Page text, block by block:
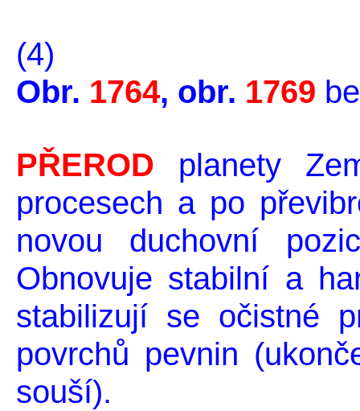
(4)
Obr. 1764, obr. 1769
PŘEROD planety
procesech a po
novou duchovní
Obnovuje stabilní a
stabilizují se očistné
povrchů pevnin
souší).